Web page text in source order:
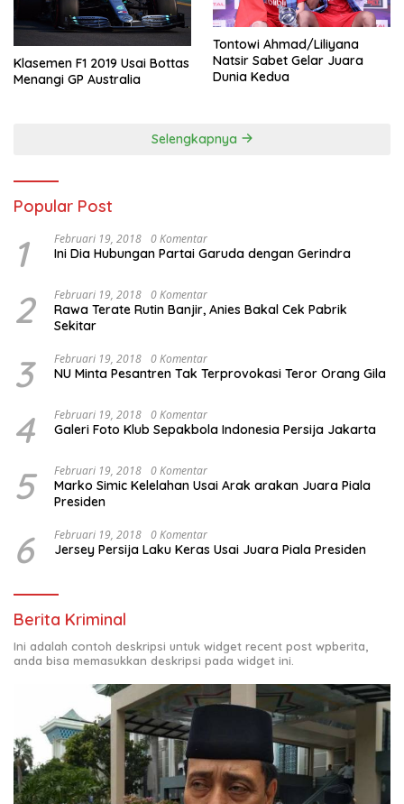
Klasemen F1 2019 Usai Bottas
Menangi GP Australia
Tontowi Ahmad/Liliyana
Natsir Sabet Gelar Juara
Dunia Kedua
Selengkapnya
Popular Post
1 Februari 19, 2018 0 Komentar
Ini Dia Hubungan Partai Garuda dengan Gerindra
2 Februari 19, 2018 0 Komentar
Rawa Terate Rutin Banjir, Anies Bakal Cek Pabrik
Sekitar
3 Februari 19, 2018 0 Komentar
NU Minta Pesantren Tak Terprovokasi Teror Orang Gila
4 Februari 19, 2018 0 Komentar
Galeri Foto Klub Sepakbola Indonesia Persija Jakarta
5 Februari 19, 2018 0 Komentar
Marko Simic Kelelahan Usai Arak arakan Juara Piala
Presiden
6 Februari 19, 2018 0 Komentar
Jersey Persija Laku Keras Usai Juara Piala Presiden
Berita Kriminal
Ini adalah contoh deskripsi untuk widget recent post wpberita,
anda bisa memasukkan deskripsi pada widget ini.